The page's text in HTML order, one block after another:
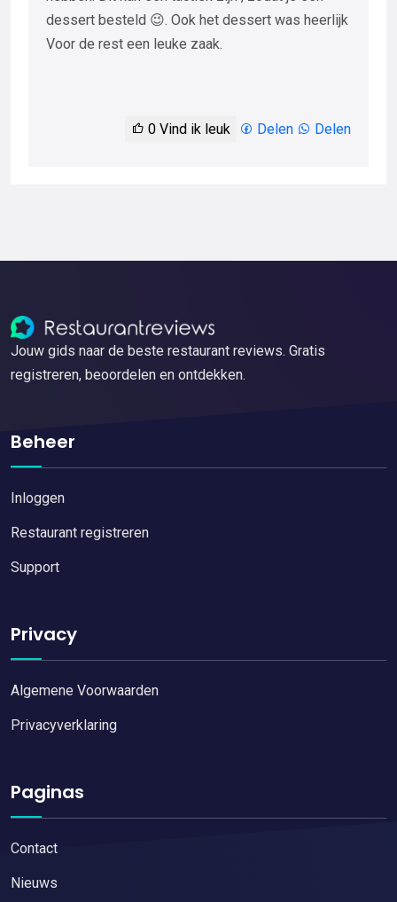
dessert besteld 😉. Ook het dessert was heerlijk
Voor de rest een leuke zaak.
0 Vind ik leuk Delen Delen
Jouw gids naar de beste restaurant reviews. Gratis
registreren, beoordelen en ontdekken.
Beheer
Inloggen
Restaurant registreren
Support
Privacy
Algemene Voorwaarden
Privacyverklaring
Paginas
Contact
Nieuws